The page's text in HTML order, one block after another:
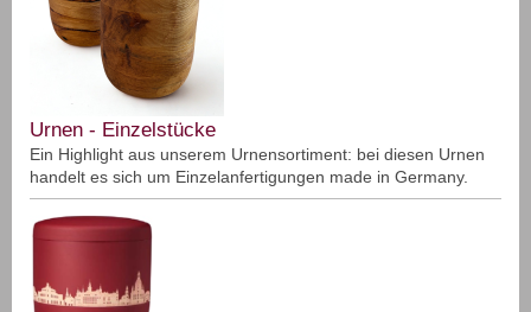
Urnen - Einzelstücke
Ein Highlight aus unserem Urnensortiment: bei diesen Urnen
handelt es sich um Einzelanfertigungen made in Germany.